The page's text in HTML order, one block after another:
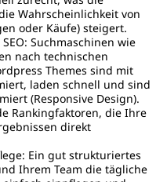
Wahrscheinlichkeit von
oder Käufe) steigert.
Suchmaschinen wie
nach technischen
Themes sind mit
laden schnell und sind
(Responsive Design).
Rankingfaktoren, die Ihre
direkt
Ein gut strukturiertes
Ihrem Team die tägliche